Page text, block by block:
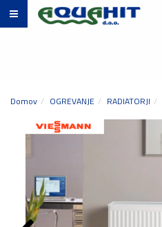
Domov OGREVANJE RADIATORJI